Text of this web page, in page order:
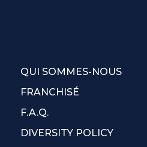
QUI SOMMES-NOUS
FRANCHISÉ
F.A.Q.
DIVERSITY POLICY